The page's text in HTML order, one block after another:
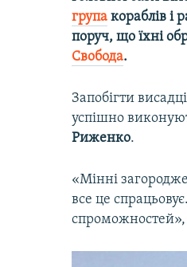
група кораблів і
поруч, що їхні
Свобода.
Запобігти
успішно
Риженко.
«Мінні
все це
спроможностей»,